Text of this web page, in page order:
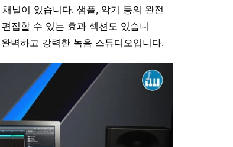
널이 있습니다. 샘플, 악기 등의 완전
집할 수 있는 효과 섹션도 있습니
벽하고 강력한 녹음 스튜디오입니다.